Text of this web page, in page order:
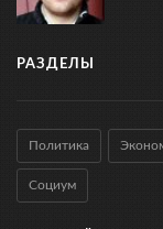
РАЗДЕЛЫ
Политика
Социум